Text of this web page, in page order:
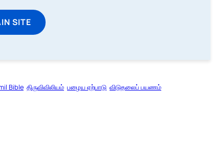
SITE
Bible திருவிவிலியம் பழைய ஏற்பாடு விடுதலைப் பயணம்